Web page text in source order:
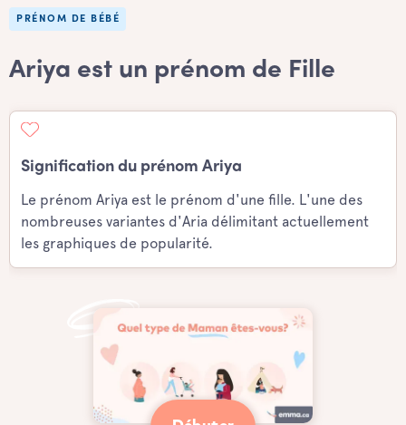
PRÉNOM DE BÉBÉ
Ariya est un prénom de Fille
Signification du prénom Ariya
Le prénom Ariya est le prénom d'une fille. L'une des
nombreuses variantes d'Aria délimitant actuellement
les graphiques de popularité.